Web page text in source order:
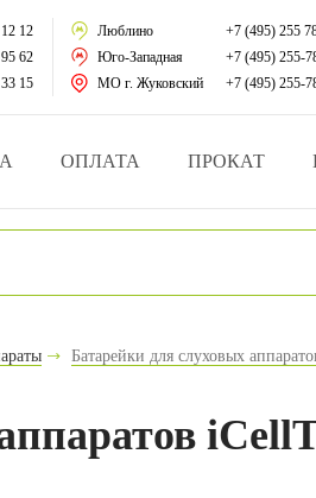
за больными
товары
12
62
15
Люблино
+7 (495) 255
Юго-Западная
+7 (495) 255-
МО г. Жуковский
+7 (495) 255-
ОПЛАТА ПРОКАТ
Батарейки для слуховых